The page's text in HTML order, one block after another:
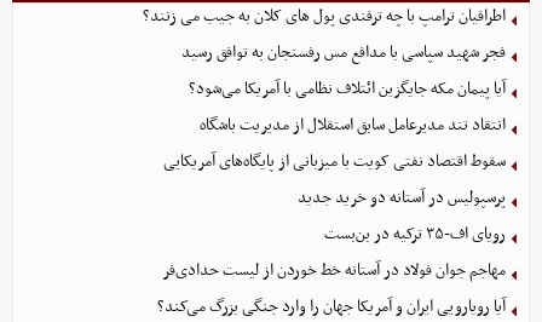
اطرافیان ترامپ با چه ترفندی پول های کلان به جیب می زنند؟
فجر شهید سپاسی با مدافع مس رفسنجان به توافق رسید
آیا پیمان مکه جایگزین ائتلاف نظامی با آمریکا می‌شود؟
انتقاد تند مدیرعامل سابق استقلال از مدیریت باشگاه
سقوط اقتصاد نفتی کویت با میزبانی از پایگاه‌های آمریکایی
پرسپولیس در آستانه دو خرید جدید
رویای اف-۳۵ ترکیه در بن‌بست
مهاجم جوان فولاد در آستانه خط خوردن از لیست حدادی‌فر
آیا رویارویی ایران و آمریکا جهان را وارد جنگی بزرگ می‌کند؟